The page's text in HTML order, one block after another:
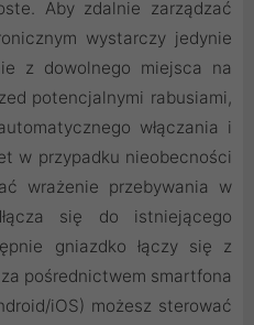
Aby zdalnie zarządzać
wystarczy jedynie
z dowolnego miejsca na
potencjalnymi rabusiami,
włączania i
w przypadku nieobecności
wrażenie przebywania w
się do istniejącego
gniazdko łączy się z
pośrednictwem smartfona
iOS) możesz sterować